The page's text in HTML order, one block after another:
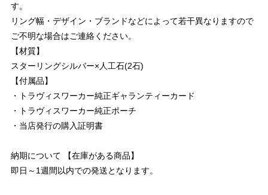
す。
リング幅・デザイン・ブランドなどによって若干異なりますので
ご不明な場合はご連絡ください。
【材質】
スターリングシルバー×人工石(2石)
【付属品】
・トラヴィスワーカー純正ギャランティーカード
・トラヴィスワーカー純正ポーチ
・当店発行の購入証明書
納期について 【在庫がある商品】
即日～1週間以内での発送となります。